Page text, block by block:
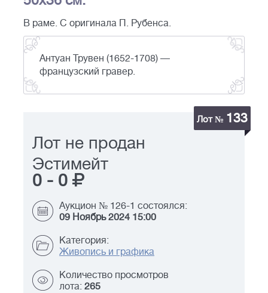
В раме. С оригинала П. Рубенса.
Антуан Трувен (1652-1708) —
французский гравер.
Лот № 133
Лот не продан
Эстимейт
0 - 0
Аукцион № 126-1 состоялся:
09 Ноябрь 2024 15:00
Категория:
Живопись и графика
Количество просмотров
лота: 265